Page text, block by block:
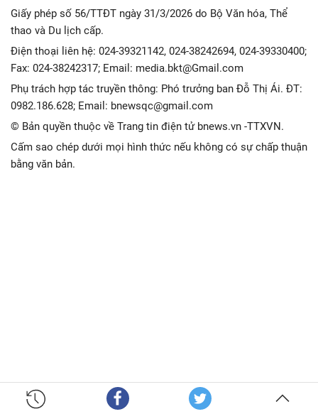
Giấy phép số 56/TTĐT ngày 31/3/2026 do Bộ Văn hóa, Thể
thao và Du lịch cấp.
Điện thoại liên hệ: 024-39321142, 024-38242694, 024-39330400;
Fax: 024-38242317; Email: media.bkt@Gmail.com
Phụ trách hợp tác truyền thông: Phó trưởng ban Đỗ Thị Ái. ĐT:
0982.186.628; Email: bnewsqc@gmail.com
© Bản quyền thuộc về Trang tin điện tử bnews.vn -TTXVN.
Cấm sao chép dưới mọi hình thức nếu không có sự chấp thuận
bằng văn bản.